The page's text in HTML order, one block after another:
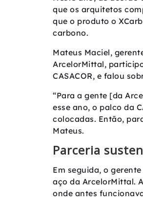
que os arquitetos
que o produto o
carbono.
Mateus Maciel,
ArcelorMittal,
CASACOR, e falou
“Para a gente [da
esse ano, o palco da
colocadas. Então,
Mateus.
Parceria
Em seguida, o
aço da ArcelorMittal.
onde antes